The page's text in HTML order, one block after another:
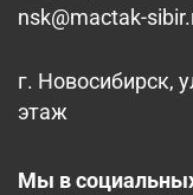
nsk@mactak-
г. Новосибирск,
этаж
Мы в